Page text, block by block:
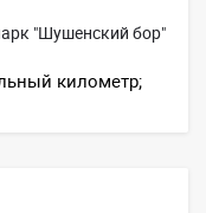
"Шушенский бор"
километр;